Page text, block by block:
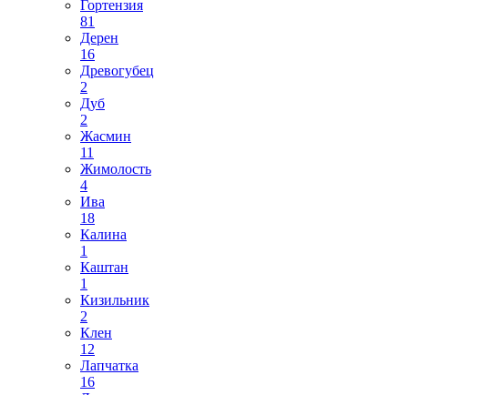
Гортензия
81
Дерен
16
Древогубец
2
Дуб
2
Жасмин
11
Жимолость
4
Ива
18
Калина
1
Каштан
1
Кизильник
2
Клен
12
Лапчатка
16